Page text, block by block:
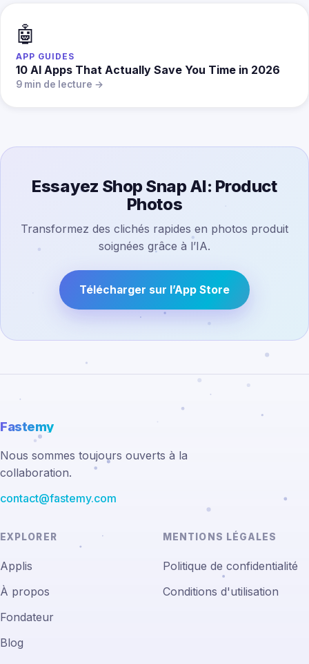
🤖
APP GUIDES
10 AI Apps That Actually Save You Time in 2026
9 min de lecture →
Essayez Shop Snap AI: Product
Photos
Transformez des clichés rapides en photos produit
soignées grâce à l’IA.
Télécharger sur l’App Store
Fastemy
Nous sommes toujours ouverts à la
collaboration.
contact@fastemy.com
EXPLORER
Applis
À propos
Fondateur
Blog
MENTIONS LÉGALES
Politique de confidentialité
Conditions d'utilisation